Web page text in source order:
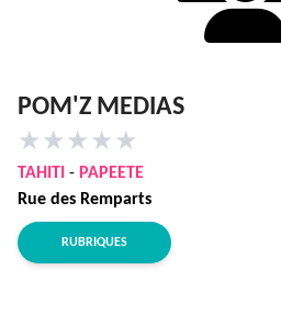
POM'Z MEDIAS
★ ★ ★ ★ ★
TAHITI - PAPEETE
Rue des Remparts
RUBRIQUES